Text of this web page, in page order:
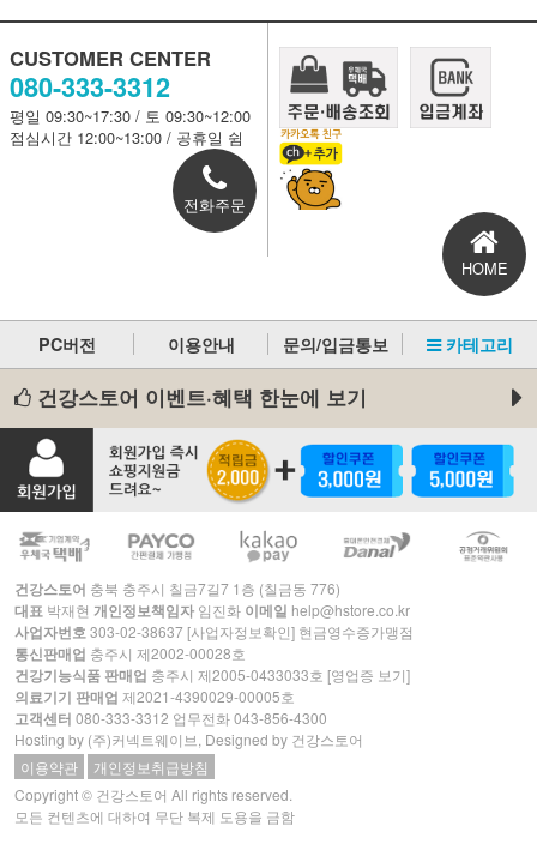
CUSTOMER CENTER
080-333-3312
평일 09:30~17:30 / 토 09:30~12:00
점심시간 12:00~13:00 / 공휴일 쉼
전화주문
HOME
PC버전 이용안내 문의/입금통보 카테고리
건강스토어 이벤트·혜택 한눈에 보기
건강스토어 충북 충주시 칠금7길7 1층 (칠금동 776)
대표 박재현 개인정보책임자 임진화 이메일 help@hstore.co.kr
사업자번호303-02-38637[사업자정보확인] 현금영수증가맹점
통신판매업 충주시 제2002-00028호
건강기능식품 판매업 충주시 제2005-0433033호 [영업증 보기]
의료기기 판매업 제2021-4390029-00005호
고객센터 080-333-3312 업무전화043-856-4300
Hosting by (주)커넥트웨이브 , Designed by 건강스토어
이용약관
개인정보취급방침
Copyright © 건강스토어 All rights reserved.
모든 컨텐츠에 대하여 무단 복제 도용을 금함